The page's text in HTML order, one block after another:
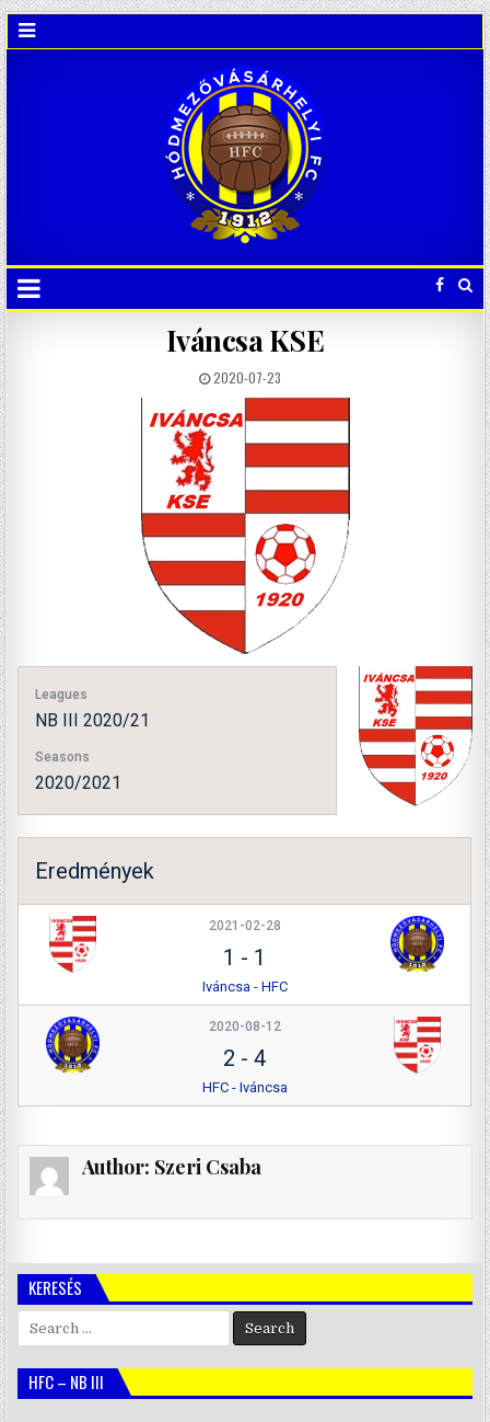
Iváncsa KSE
2020-07-23
Leagues
NB III 2020/21
Seasons
2020/2021
Eredmények
2021-02-28
1 - 1
Iváncsa - HFC
2020-08-12
2 -4
HFC - Iváncsa
Author: Szeri Csaba
KERESÉS
Search
for:
HFC – NB III